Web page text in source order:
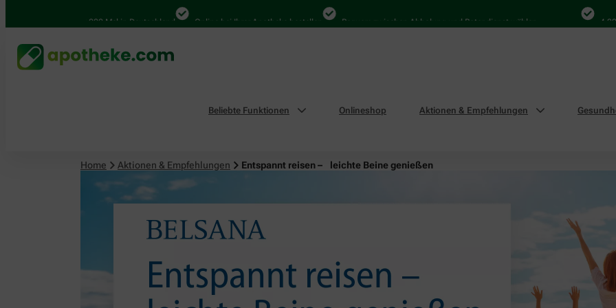
4.000 Mal in Deutschland Online bei Ihrer Apotheke bestellen Bequem zwischen Abholung und Botendienst wählen 4.000 Mal
Beliebte Funktionen Onlineshop Aktionen & Empfehlungen
Home Aktionen & Empfehlungen Entspannt reisen – leichte Beine genießen